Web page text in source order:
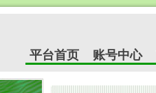
平台首页 账号中心